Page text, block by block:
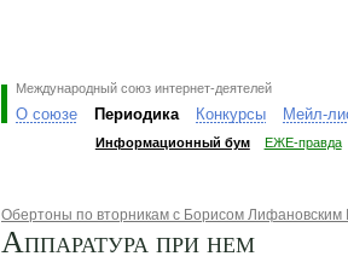
Международный союз интернет-деятелей
О союзе Периодика Конкурсы Мейл-
Информационный бум ЕЖЕ-правда
Обертоны по вторникам с Борисом
Аппаратура при нем